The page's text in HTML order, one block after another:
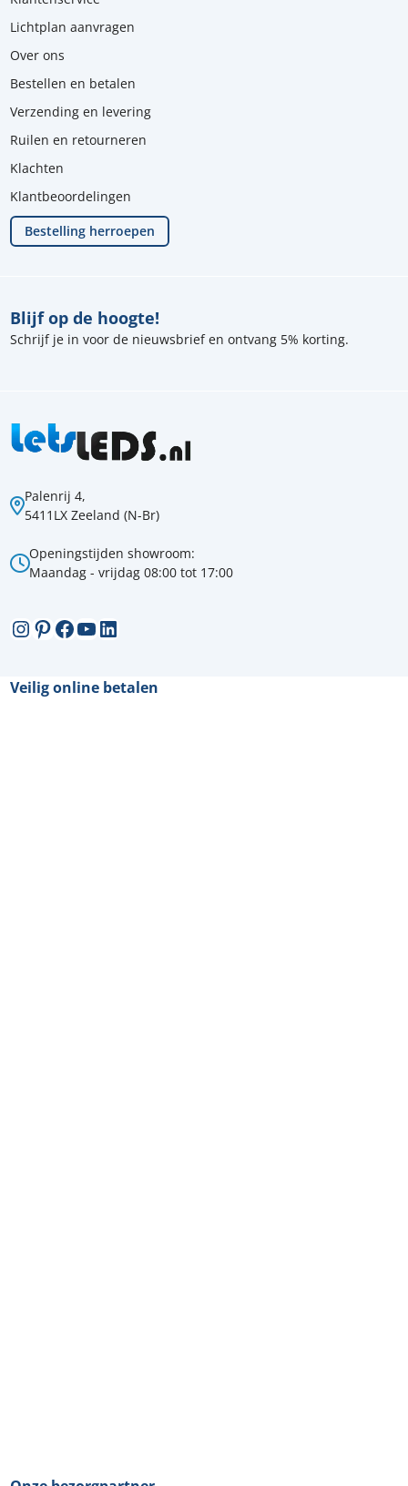
Palenrij 4,
5411LX Zeeland (N-Br)
Openingstijden showroom:
Maandag - vrijdag 08:00 tot 17:00
Instagram
Pinterest
Facebook
YouTube
LinkedIn
Blijf op de hoogte!
Schrijf je in voor de nieuwsbrief en ontvang 5% korting.
Lichtplan aanvragen
Over ons
Bestellen en betalen
Verzending en levering
Ruilen en retourneren
Klachten
Klantbeoordelingen
Bestelling herroepen
Veilig online betalen